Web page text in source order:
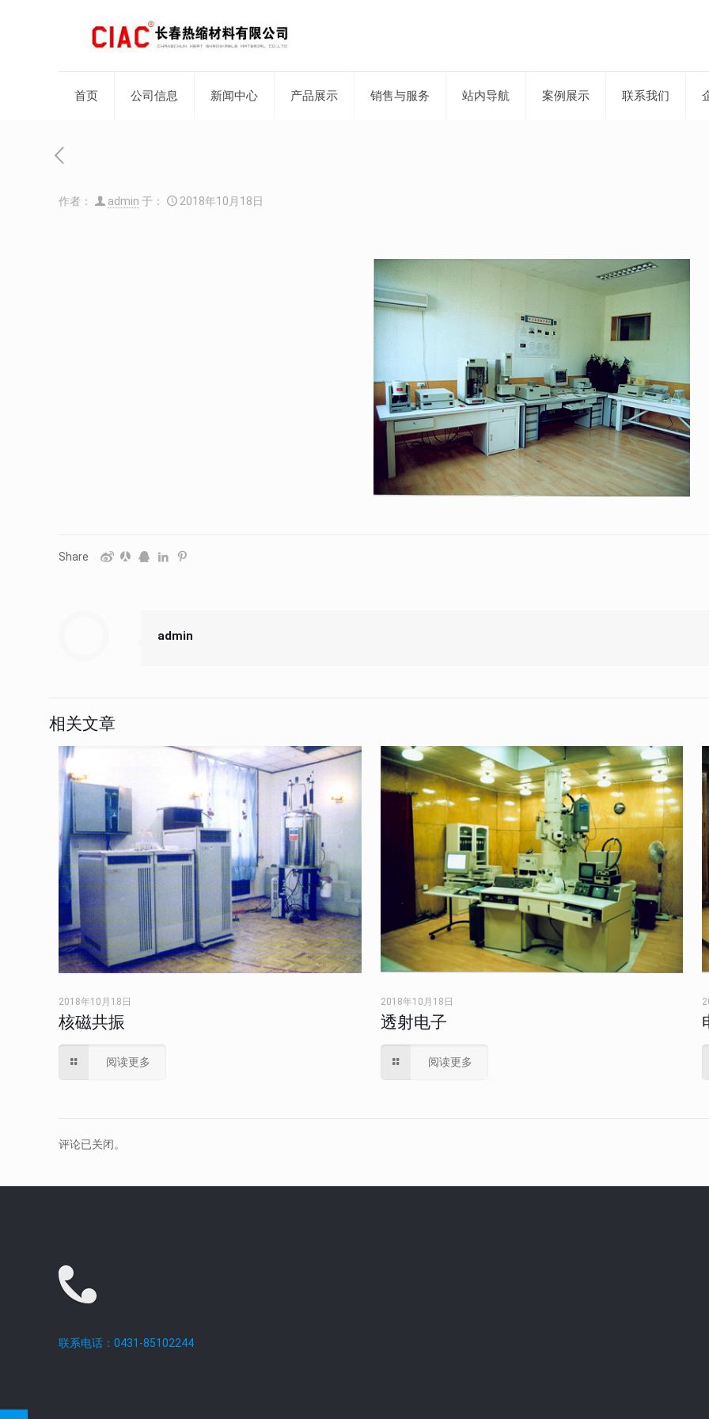
首页 公司信息 新闻中心 产品展示 销售与服务 站内导航 案例展示 联系我们
作者： admin 于： 2018年10月18日
Share
admin
相关文章
2018年10月18日
核磁共振
阅读更多
2018年10月18日
透射电子
阅读更多
评论已关闭。
联系电话：0431-85102244